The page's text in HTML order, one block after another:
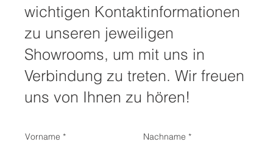
wichtigen Kontaktinformationen
zu unseren jeweiligen
Showrooms, um mit uns in
Verbindung zu treten. Wir freuen
uns von Ihnen zu hören!
Vorname Nachname